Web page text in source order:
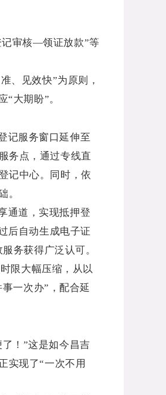
审核—领证放款”等
、见效快”为原则，
大期盼”。
记服务窗口延伸至
务点，通过专线直
记中心。同时，依
。
通道，实现抵押登
后自动生成电子证
务获得广泛认可。
限大幅压缩，从以
一次办”，配合延
！”这是如今昌吉
实现了“一次不用